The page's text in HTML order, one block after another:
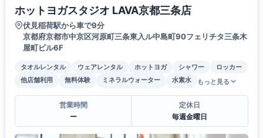
ホットヨガスタジオ LAVA京都三条店
伏見稲荷駅から車で9分
京都府京都市中京区河原町三条東入ル中島町90フェリチタ三条木
屋町ビル6F
タオルレンタル ウェアレンタル ホットヨガ シャワー
ロッカー
他店舗利用
無料体験 ミネラルウォーター 水素水 もっと見る
営業時間
ー
定休日
毎週金曜日